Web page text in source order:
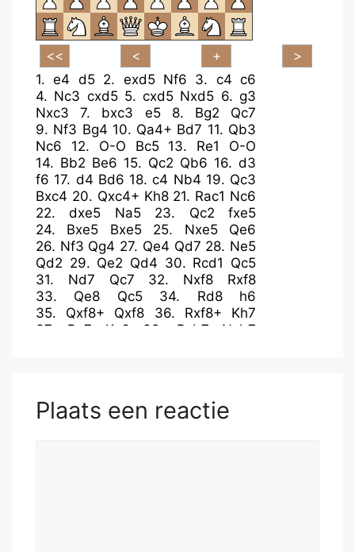
1.e4 d5 2. exd5 Nf6 3. c4 c6
4. Nc3 cxd5 5.cxd5 Nxd5 6.g3
Nxc3
7. bxc3 e5 8. Bg2
Qc7
9. Nf3 Bg4 10. Qa4+ Bd7 11. Qb3
Nc6
12. O-O Bc5 13. Re1
O-O
14. Bb2 Be6 15. Qc2 Qb6 16. d3
f6 17. d4 Bd6 18.c4 Nb4 19. Qc3
Bxc4 20. Qxc4+ Kh8 21. Rac1 Nc6
22.dxe5 Na5 23. Qc2
fxe5
24. Bxe5 Bxe5 25. Nxe5
Qe6
26. Nf3 Qg4 27. Qe4 Qd7 28. Ne5
Qd2 29. Qe2 Qd4 30. Rcd1 Qc5
31. Nd7 Qc7 32. Nxf8
Rxf8
33. Qe8 Qc5 34. Rd8
h6
35. Qxf8+ Qxf8 36. Rxf8+
Kh7
37. Re7 Kg6 38. Bxb7
Nxb7
Plaats een reactie